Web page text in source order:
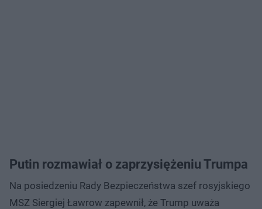
Putin rozmawiał o zaprzysiężeniu Trumpa
Na posiedzeniu Rady Bezpieczeństwa szef rosyjskiego
MSZ Siergiej Ławrow zapewnił, że Trump uważa